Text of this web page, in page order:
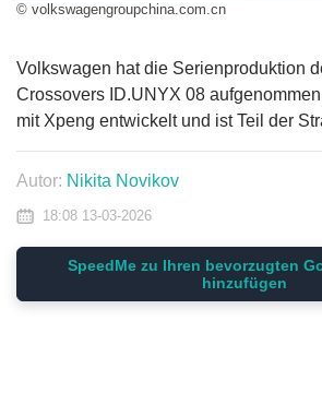
© volkswagengroupchina.com.cn
Volkswagen hat die Serienproduktion
Crossovers ID.UNYX 08
mit Xpeng entwickelt und ist Teil der
Autor: Nikita Novikov
18:08 13-03-2026
SpeedMe zu Ihren bevorzugten
hinzufügen